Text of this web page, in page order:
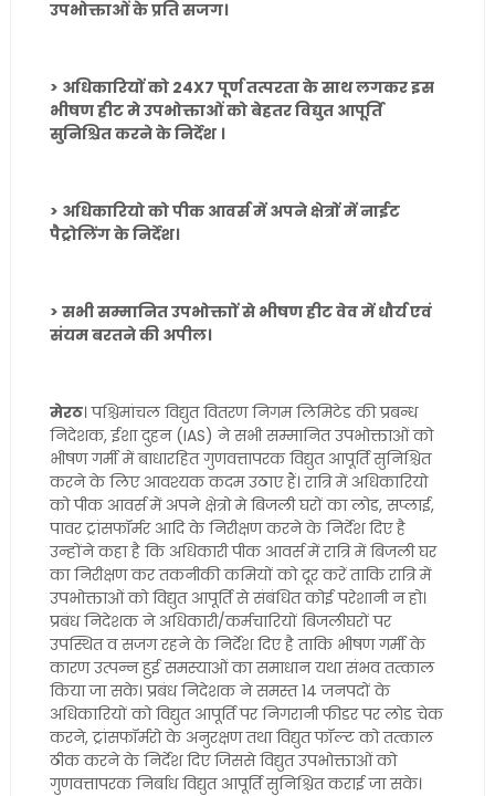
उपभोक्ताओं के प्रति सजग।
> अधिकारियों को 24X7 पूर्ण तत्परता के साथ लगकर इस
भीषण हीट मे उपभोक्ताओं को बेहतर विद्युत आपूर्ति
सुनिश्चित करने के निर्देश ।
> अधिकारियो को पीक आवर्स में अपने क्षेत्रों में नाईट
पैट्रोलिंग के निर्देश।
> सभी सम्मानित उपभोक्ताों से भीषण हीट वेव में धौर्य एवं
संयम बरतने की अपील।
मेरठ। पश्चिमांचल विद्युत वितरण निगम लिमिटेड की प्रबन्ध
निदेशक, ईशा दुहन (IAS) ने सभी सम्मानित उपभोक्ताओं को
भीषण गर्मी में बाधारहित गुणवत्तापरक विद्युत आपूर्ति सुनिश्चित
करने के लिए आवश्यक कदम उठाए हैं। रात्रि में अधिकारियो
को पीक आवर्स में अपने क्षेत्रो मे बिजली घरों का लोड, सप्लाई,
पावर ट्रांसफॉर्मर आदि के निरीक्षण करने के निर्देश दिए है
उन्होंने कहा है कि अधिकारी पीक आवर्स में रात्रि में बिजली घर
का निरीक्षण कर तकनीकी कमियों को दूर करें ताकि रात्रि में
उपभोक्ताओं को विद्युत आपूर्ति से संबंधित कोई परेशानी न हो।
प्रबंध निदेशक ने अधिकारी/कर्मचारियों बिजलीघरों पर
उपस्थित व सजग रहने के निर्देश दिए है ताकि भीषण गर्मी के
कारण उत्पन्न हुई समस्याओं का समाधान यथा संभव तत्काल
किया जा सके। प्रबंध निदेशक ने समस्त 14 जनपदों के
अधिकारियों को विद्युत आपूर्ति पर निगरानी फीडर पर लोड चेक
करने, ट्रांसफॉर्मरो के अनुरक्षण तथा विद्युत फॉल्ट को तत्काल
ठीक करने के निर्देश दिए जिससे विद्युत उपभोक्ताओं को
गुणवत्तापरक निर्बाध विद्युत आपूर्ति सुनिश्चित कराई जा सके।